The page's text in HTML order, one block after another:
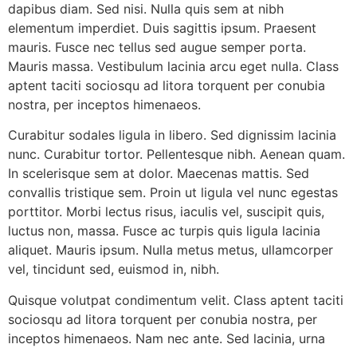
dapibus diam. Sed nisi. Nulla quis sem at nibh
elementum imperdiet. Duis sagittis ipsum. Praesent
mauris. Fusce nec tellus sed augue semper porta.
Mauris massa. Vestibulum lacinia arcu eget nulla. Class
aptent taciti sociosqu ad litora torquent per conubia
nostra, per inceptos himenaeos.
Curabitur sodales ligula in libero. Sed dignissim lacinia
nunc. Curabitur tortor. Pellentesque nibh. Aenean quam.
In scelerisque sem at dolor. Maecenas mattis. Sed
convallis tristique sem. Proin ut ligula vel nunc egestas
porttitor. Morbi lectus risus, iaculis vel, suscipit quis,
luctus non, massa. Fusce ac turpis quis ligula lacinia
aliquet. Mauris ipsum. Nulla metus metus, ullamcorper
vel, tincidunt sed, euismod in, nibh.
Quisque volutpat condimentum velit. Class aptent taciti
sociosqu ad litora torquent per conubia nostra, per
inceptos himenaeos. Nam nec ante. Sed lacinia, urna